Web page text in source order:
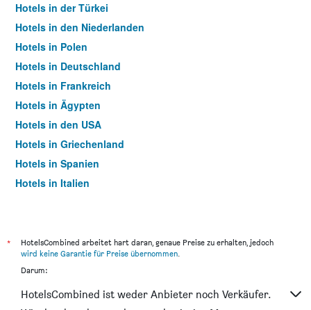
Hotels in der Türkei
Hotels in den Niederlanden
Hotels in Polen
Hotels in Deutschland
Hotels in Frankreich
Hotels in Ägypten
Hotels in den USA
Hotels in Griechenland
Hotels in Spanien
Hotels in Italien
*
HotelsCombined arbeitet hart daran, genaue Preise zu erhalten, jedoch
wird keine Garantie für Preise übernommen.
Darum:
HotelsCombined ist weder Anbieter noch Verkäufer.